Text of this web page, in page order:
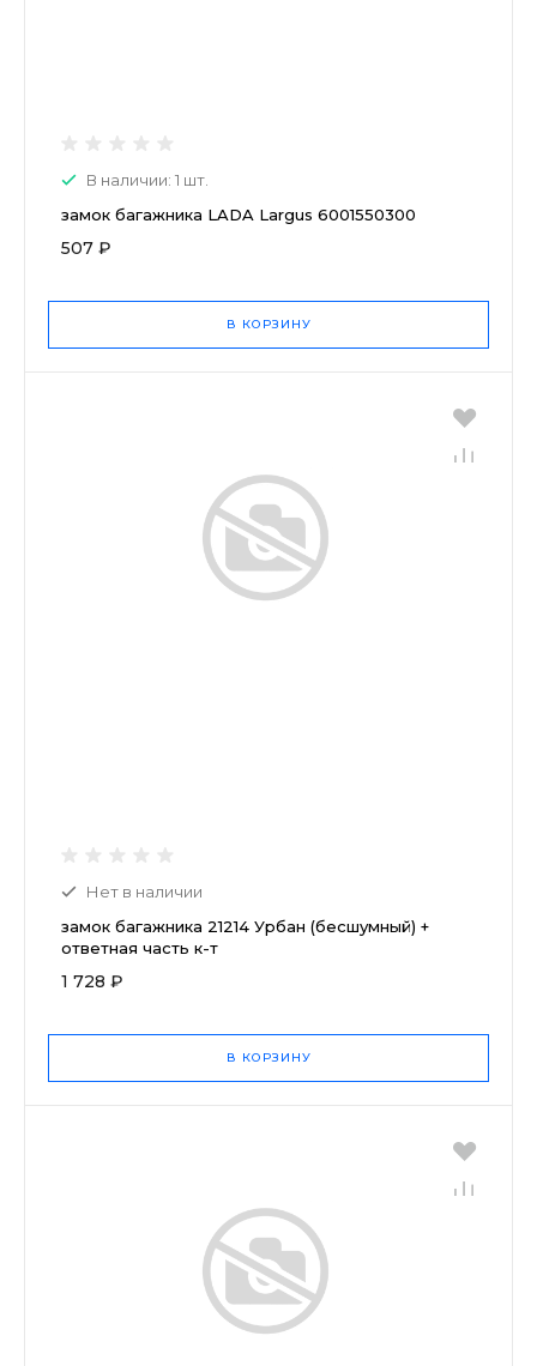
В наличии: 1 шт.
замок багажника LADA Largus 6001550300
507 ₽
В КОРЗИНУ
Нет в наличии
замок багажника 21214 Урбан (бесшумный) +
ответная часть к-т
1 728 ₽
В КОРЗИНУ